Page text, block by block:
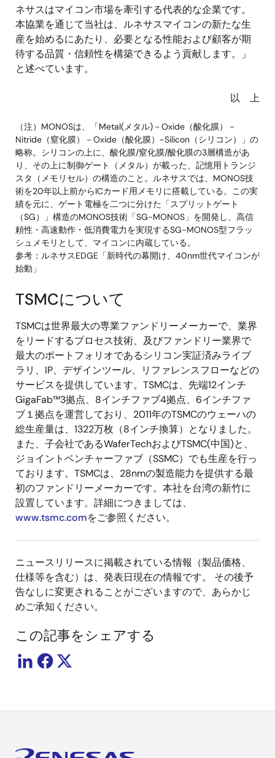
ネサスはマイコン市場を牽引する代表的な企業です。
本協業を通じて当社は、ルネサスマイコンの新たな生
産を始めるにあたり、必要となる性能および顧客が期
待する品質・信頼性を構築できるよう貢献します。」
と述べています。
以 上
（注）MONOSは、「Metal(メタル)－Oxide（酸化膜）－
Nitride（窒化膜）－Oxide（酸化膜）-Silicon（シリコン）」の
略称。シリコンの上に、酸化膜/窒化膜/酸化膜の3層構造があ
り、その上に制御ゲート（メタル）が載った、記憶用トランジ
スタ（メモリセル）の構造のこと。ルネサスでは、MONOS技
術を20年以上前からICカード用メモリに搭載している。この実
績を元に、ゲート電極を二つに分けた「スプリットゲート
（SG）」構造のMONOS技術「SG-MONOS」を開発し、高信
頼性・高速動作・低消費電力を実現するSG-MONOS型フラッ
シュメモリとして、マイコンに内蔵している。
参考：ルネサスEDGE「新時代の幕開け、40nm世代マイコンが
始動」
TSMCについて
TSMCは世界最大の専業ファンドリーメーカーで、業界
をリードするプロセス技術、及びファンドリー業界で
最大のポートフォリオであるシリコン実証済みライブ
ラリ、IP、デザインツール、リファレンスフローなどの
サービスを提供しています。TSMCは、先端12インチ
GigaFab™3拠点、8インチファブ4拠点、6インチファ
ブ１拠点を運営しており、2011年のTSMCのウェーハの
総生産量は、1322万枚（8インチ換算）となりました。
また、子会社であるWaferTechおよびTSMC(中国)と、
ジョイントベンチャーファブ（SSMC）でも生産を行っ
ております。TSMCは、28nmの製造能力を提供する最
初のファンドリーメーカーです。本社を台湾の新竹に
設置しています。詳細につきましては、
www.tsmc.comをご参照ください。
ニュースリリースに掲載されている情報（製品価格、
仕様等を含む）は、発表日現在の情報です。 その後予
告なしに変更されることがございますので、あらかじ
めご承知ください。
この記事をシェアする